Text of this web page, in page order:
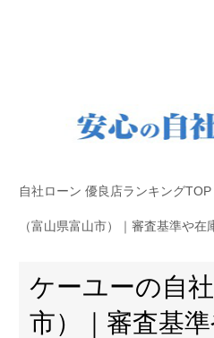
自社ローン 優良店ランキングTOP
（富山県富山市）｜審査基準や
ケーユーの自
市）｜審査基